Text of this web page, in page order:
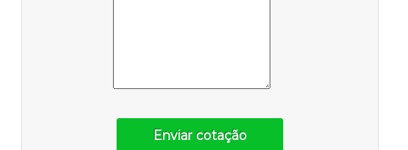
Enviar cotação